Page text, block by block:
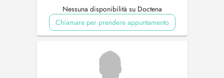
Nessuna disponibilità su Doctena
Chiamare per prendere appuntamento